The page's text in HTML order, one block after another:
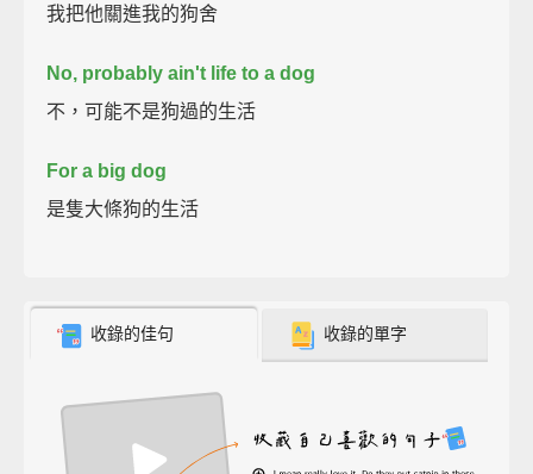
我把他關進我的狗舍
No, probably ain't life to a dog
不，可能不是狗過的生活
For a big dog
是隻大條狗的生活
收錄的佳句 收錄的單字